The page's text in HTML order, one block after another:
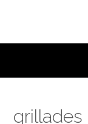
grillades